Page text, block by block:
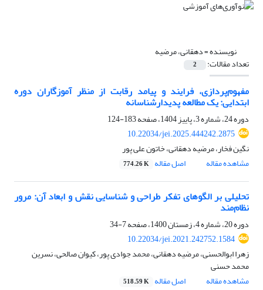
نویسنده =دهقانی، مرضیه
تعداد مقالات: 2
مفهوم‌پردازی، فرایند و پیامد رقابت از منظر آموزگاران دوره
ابتدایی: یک مطالعه پدیدارشناسانه
دوره 24، شماره 3، پاییز 1404، صفحه
183-124
10.22034/jei.2025.444242.2875
نگین فخار، مرضیه دهقانی، خاتون علی پور
مشاهده مقاله
اصل مقاله 774.26 K
تحلیلی بر الگو‌های تفکر طراحی و شناسایی نقش و ابعاد آن: مرور
نظام‌مند
دوره 20، شماره 4، زمستان 1400، صفحه
7-34
10.22034/jei.2021.242752.1584
زهرا ابوالحسنی، مرضیه دهقانی، محمد جوادی پور، کیوان صالحی، نسرین
محمد حسنی
مشاهده مقاله
اصل مقاله 518.59 K